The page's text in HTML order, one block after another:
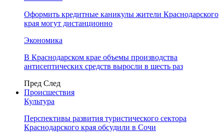
Оформить кредитные каникулы жители Краснодарского
края могут дистанционно
Экономика
В Краснодарском крае объемы производства
антисептических средств выросли в шесть раз
Пред След
Происшествия
Культура
Перспективы развития туристического сектора
Краснодарского края обсудили в Сочи